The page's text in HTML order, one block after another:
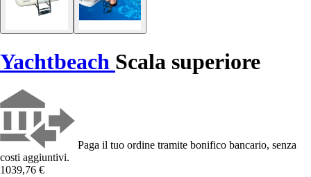
Yachtbeach Scala superiore
Paga il tuo ordine tramite bonifico bancario, senza
costi aggiuntivi.
1039,76 €